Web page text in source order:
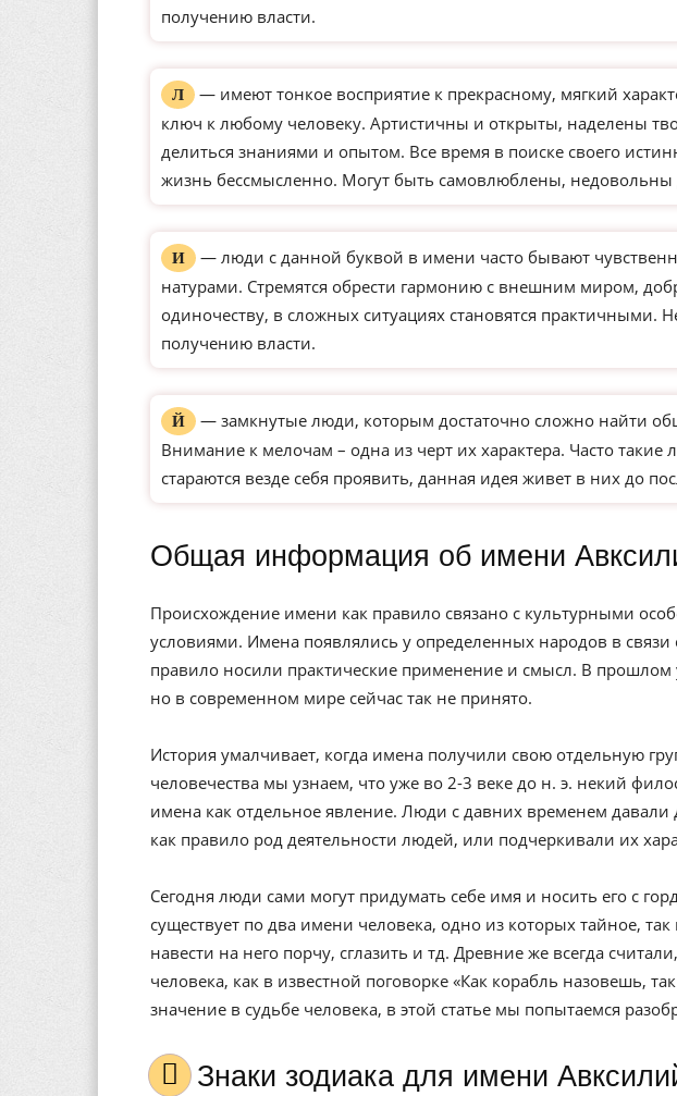
получению власти.
Л
— имеют тонкое восприятие к прекрасному, мягкий
ключ к любому человеку. Артистичны и открыты, наделены
делиться знаниями и опытом. Все время в поиске своего
жизнь бессмысленно. Могут быть самовлюблены,
И
— люди с данной буквой в имени часто бывают
натурами. Стремятся обрести гармонию с внешним миром,
одиночеству, в сложных ситуациях становятся практичными.
получению власти.
Й
— замкнутые люди, которым достаточно сложно найти
Внимание к мелочам – одна из черт их характера. Часто
стараются везде себя проявить, данная идея живет в них до
Общая информация об имени
Происхождение имени как правило связано с культурными
условиями. Имена появлялись у определенных народов в
правило носили практические применение и смысл. В
но в современном мире сейчас так не принято.
История умалчивает, когда имена получили свою отдельную
человечества мы узнаем, что уже во 2-3 веке до н. э. некий
имена как отдельное явление. Люди с давних временем давали
как правило род деятельности людей, или подчеркивали их
Сегодня люди сами могут придумать себе имя и носить его с
существует по два имени человека, одно из которых тайное,
навести на него порчу, сглазить и тд. Древние же всегда
человека, как в известной поговорке «Как корабль назовешь,
значение в судьбе человека, в этой статье мы попытаемся
Знаки зодиака для имени